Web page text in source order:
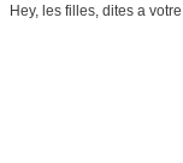
Hey, les filles, dites a votre